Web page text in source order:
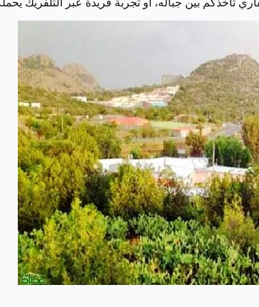
تأخذكم بين جباله، أو تجربة فريدة عبر التلفريك